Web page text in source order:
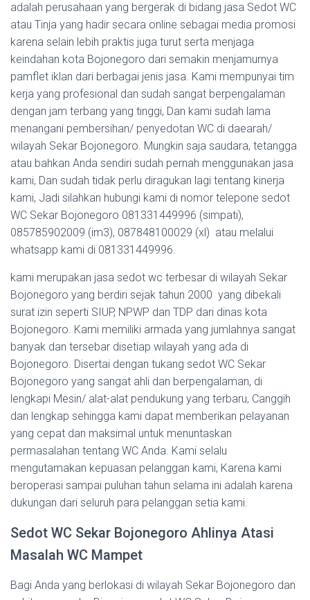
adalah perusahaan yang bergerak di bidang jasa Sedot WC
atau Tinja yang hadir secara online sebagai media promosi
karena selain lebih praktis juga turut serta menjaga
keindahan kota Bojonegoro dari semakin menjamurnya
pamflet iklan dari berbagai jenis jasa. Kami mempunyai tim
kerja yang profesional dan sudah sangat berpengalaman
dengan jam terbang yang tinggi, Dan kami sudah lama
menangani pembersihan/ penyedotan WC di daearah/
wilayah Sekar Bojonegoro. Mungkin saja saudara, tetangga
atau bahkan Anda sendiri sudah pernah menggunakan jasa
kami, Dan sudah tidak perlu diragukan lagi tentang kinerja
kami, Jadi silahkan hubungi kami di nomor telepone sedot
WC Sekar Bojonegoro 081331449996 (simpati),
085785902009 (im3), 087848100029 (xl) atau melalui
whatsapp kami di 081331449996.
kami merupakan jasa sedot wc terbesar di wilayah Sekar
Bojonegoro yang berdiri sejak tahun 2000 yang dibekali
surat izin seperti SIUP, NPWP dan TDP dari dinas kota
Bojonegoro. Kami memiliki armada yang jumlahnya sangat
banyak dan tersebar disetiap wilayah yang ada di
Bojonegoro. Disertai dengan tukang sedot WC Sekar
Bojonegoro yang sangat ahli dan berpengalaman, di
lengkapi Mesin/ alat-alat pendukung yang terbaru, Canggih
dan lengkap sehingga kami dapat memberikan pelayanan
yang cepat dan maksimal untuk menuntaskan
permasalahan tentang WC Anda. Kami selalu
mengutamakan kepuasan pelanggan kami, Karena kami
beroperasi sampai puluhan tahun selama ini adalah karena
dukungan dari seluruh para pelanggan setia kami.
Sedot WC Sekar Bojonegoro Ahlinya Atasi
Masalah WC Mampet
Bagi Anda yang berlokasi di wilayah Sekar Bojonegoro dan